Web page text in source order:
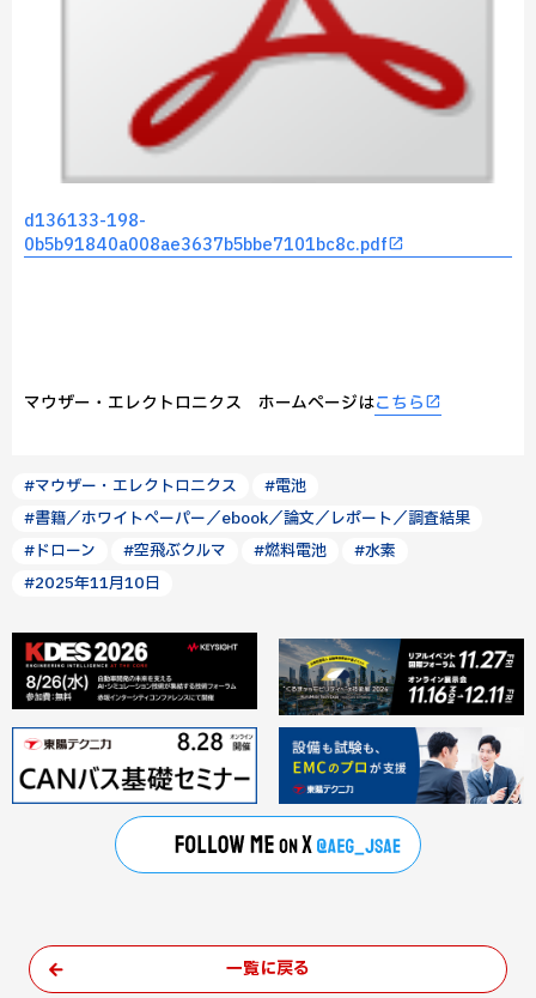
d136133-198-
0b5b91840a008ae3637b5bbe7101bc8c.pdf
マウザー・エレクトロニクス ホームページはこちら
#マウザー・エレクトロニクス
#電池
#書籍／ホワイトペーパー／ebook／論文／レポート／調査結果
#ドローン
#空飛ぶクルマ #燃料電池
#水素
#2025年11月10日
一覧に戻る